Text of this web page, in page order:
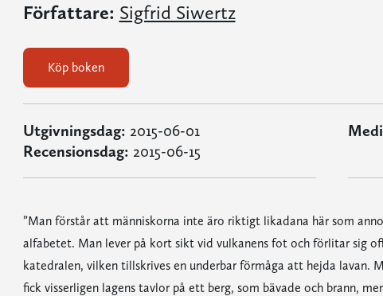
Författare: Sigfrid Siwertz
Köp boken
Utgivningsdag: 2015-06-01
Recensionsdag: 2015-06-15
”Man förstår att människorna inte äro riktigt likadana här som
alfabetet. Man lever på kort sikt vid vulkanens fot och förlitar sig
katedralen, vilken tillskrives en underbar förmåga att hejda lavan.
fick visserligen lagens tavlor på ett berg, som bävade och brann,